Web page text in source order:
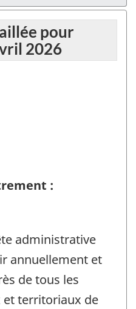
pour
2026
:
administrative
annuellement et
de tous les
et territoriaux de